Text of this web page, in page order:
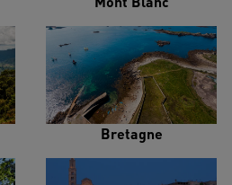
Bretagne